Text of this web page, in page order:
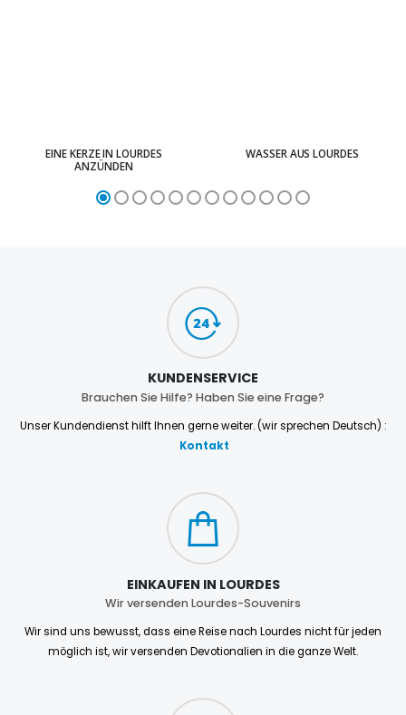
EINE KERZE IN LOURDES
ANZÜNDEN
WASSER AUS LOURDES
KUNDENSERVICE
Brauchen Sie Hilfe? Haben Sie eine Frage?
Unser Kundendienst hilft Ihnen gerne weiter. (wir sprechen Deutsch) :
Kontakt
EINKAUFEN IN LOURDES
Wir versenden Lourdes-Souvenirs
Wir sind uns bewusst, dass eine Reise nach Lourdes nicht für jeden
möglich ist, wir versenden Devotionalien in die ganze Welt.